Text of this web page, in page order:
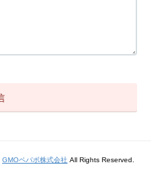
GMOペパボ株式会社 All Rights Reserved.